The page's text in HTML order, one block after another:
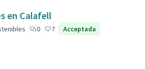
en Calafell
0 7 Acceptada